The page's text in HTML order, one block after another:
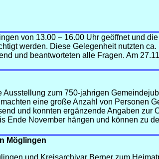
von 13.00 – 16.00 Uhr geöffnet und die
werden. Diese Gelegenheit nutzten ca.
und beantworteten alle Fragen. Am
zum 750-jahrigen
eine große Anzahl von Personen
und konnten ergänzende Angaben zur
Ende November hängen und können zu
Möglingen
und Kreisarchivar Berner zum